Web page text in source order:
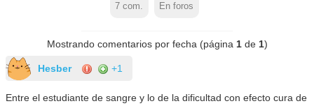
7 com. En foros
Mostrando comentarios por fecha (página 1de 1)
Hesber +1
Entre el estudiante de sangre y lo de la dificultad con efecto cura de